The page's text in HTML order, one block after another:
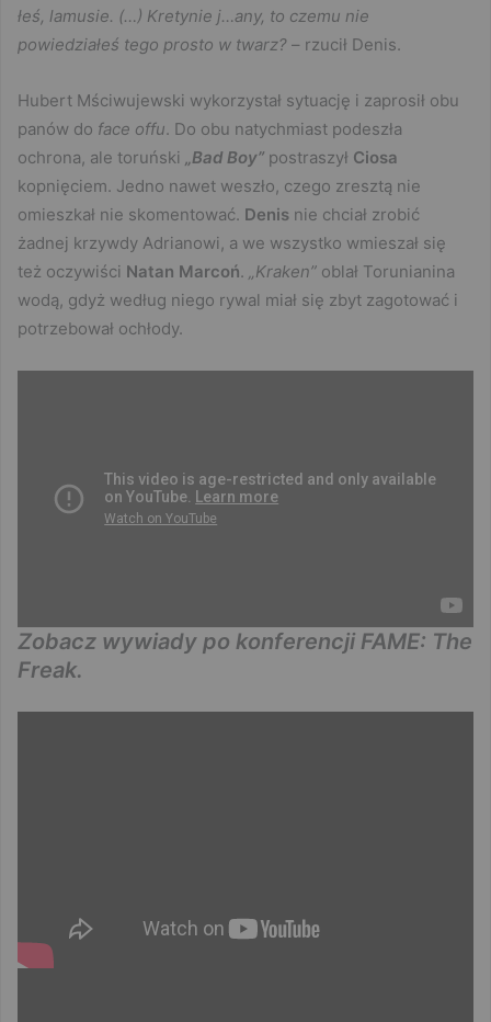
łeś, lamusie. (…) Kretynie j…any, to czemu nie
powiedziałeś tego prosto w twarz? – rzucił Denis.
Hubert Mściwujewski wykorzystał sytuację i zaprosił obu
panów do face offu. Do obu natychmiast podeszła
ochrona, ale toruński „Bad Boy” postraszył Ciosa
kopnięciem. Jedno nawet weszło, czego zresztą nie
omieszkał nie skomentować. Denis nie chciał zrobić
żadnej krzywdy Adrianowi, a we wszystko wmieszał się
też oczywiści Natan Marcoń. „Kraken” oblał Torunianina
wodą, gdyż według niego rywal miał się zbyt zagotować i
potrzebował ochłody.
Zobacz wywiady po konferencji FAME: The
Freak.